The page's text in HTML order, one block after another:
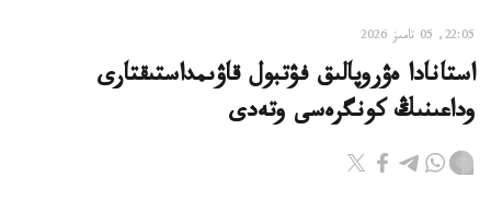
22:05, 05 تامىز 2026
استانادا ەۋروپالىق فۋتبول قاۋىمداستىقتارى
وداعىنىڭ كونگرەسى وتەدى